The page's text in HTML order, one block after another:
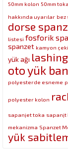
50mm kolon 50mm toka
hakkında uyarılar bez
dorse
listesi fosforik
spanzet kamyon
yük ağı
oto yük
polyesterde esneme
polyester kolon
sapanjet toka sapanjt
mekanizma Spanzet
yük